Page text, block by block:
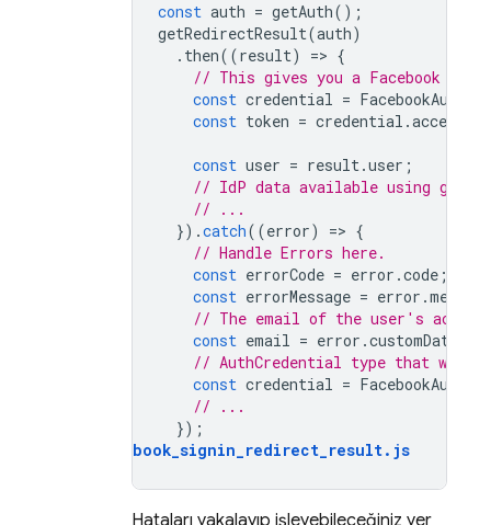
const auth = getAuth();
getRedirectResult(auth)
. then((result) => {
// This gives you a Facebook
const credential =
const token = credential .
const user = result.user ;
// IdP data available using
// ...
}).catch((error) => {
// Handle Errors here.
const errorCode = error .code ;
const errorMessage = error .message
// The email of the user's
const email = error .customData
// AuthCredential type that was
const credential =
// ...
});
auth_facebook_signin_redirect_result. js
Hataları yakalayıp işleyebileceğiniz yer